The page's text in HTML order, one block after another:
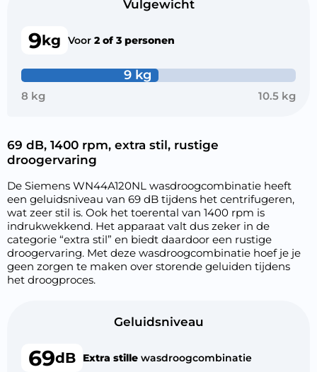
Vulgewicht
9kg Voor 2 of 3 personen
9 kg
8 kg 10.5 kg
69 dB, 1400 rpm, extra stil, rustige
droogervaring
De Siemens WN44A120NL wasdroogcombinatie heeft
een geluidsniveau van 69 dB tijdens het centrifugeren,
wat zeer stil is. Ook het toerental van 1400 rpm is
indrukwekkend. Het apparaat valt dus zeker in de
categorie “extra stil” en biedt daardoor een rustige
droogervaring. Met deze wasdroogcombinatie hoef je je
geen zorgen te maken over storende geluiden tijdens
het droogproces.
Geluidsniveau
69dB Extra stille wasdroogcombinatie